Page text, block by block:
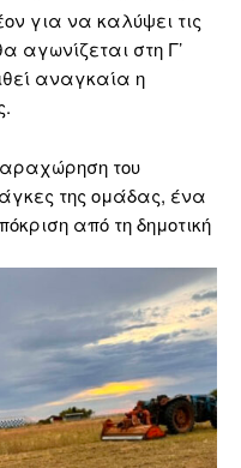
για να καλύψει τις
αγωνίζεται στη Γ’
αναγκαία η
του
της ομάδας, ένα
από τη δημοτική